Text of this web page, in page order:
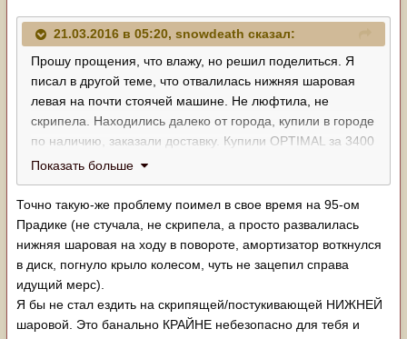
21.03.2016 в 05:20, snowdeath сказал:
Прошу прощения, что влажу, но решил поделиться. Я
писал в другой теме, что отвалилась нижняя шаровая
левая на почти стоячей машине. Не люфтила, не
скрипела. Находились далеко от города, купили в городе
по наличию, заказали доставку. Купили OPTIMAL за 3400
(наживаются на запчастях в наличии). Поставили.
Машина проехала около 2000 км, вчера шаровая
заскрипела. очень сильно заскрипела... шаровая без
тавотницы, т.к. машину нужно было срочно ставить на
ноги, то и не удосужились посмотреть под пыльником -
есть ли смазка... вот и итоге - 3400 на ветер.
Или сейчас снять пыльник и отсыпать туда немного
смазки, что бы в ожидании оригинала можно было
ездить...
Показать больше
Точно такую-же проблему поимел в свое время на 95-ом
Прадике (не стучала, не скрипела, а просто развалилась
нижняя шаровая на ходу в повороте, амортизатор воткнулся
в диск, погнуло крыло колесом, чуть не зацепил справа
идущий мерс).
Я бы не стал ездить на скрипящей/постукивающей НИЖНЕЙ
шаровой. Это банально КРАЙНЕ небезопасно для тебя и